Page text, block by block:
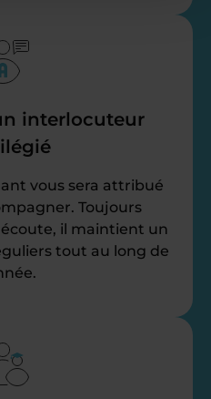
interlocuteur
vous sera attribué
Toujours
il maintient un
tout au long de